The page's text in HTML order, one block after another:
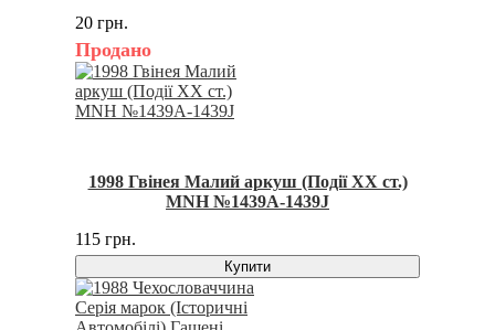
20 грн.
Продано
1998 Гвінея Малий аркуш (Події XX ст.)
MNH №1439A-1439J
115 грн.
Купити